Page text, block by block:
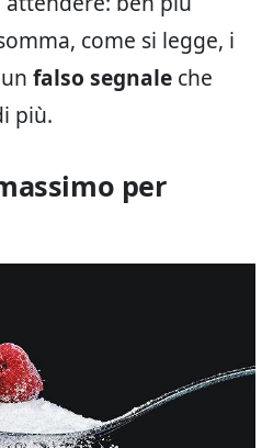
come si legge, i
falso segnale che
più.
per